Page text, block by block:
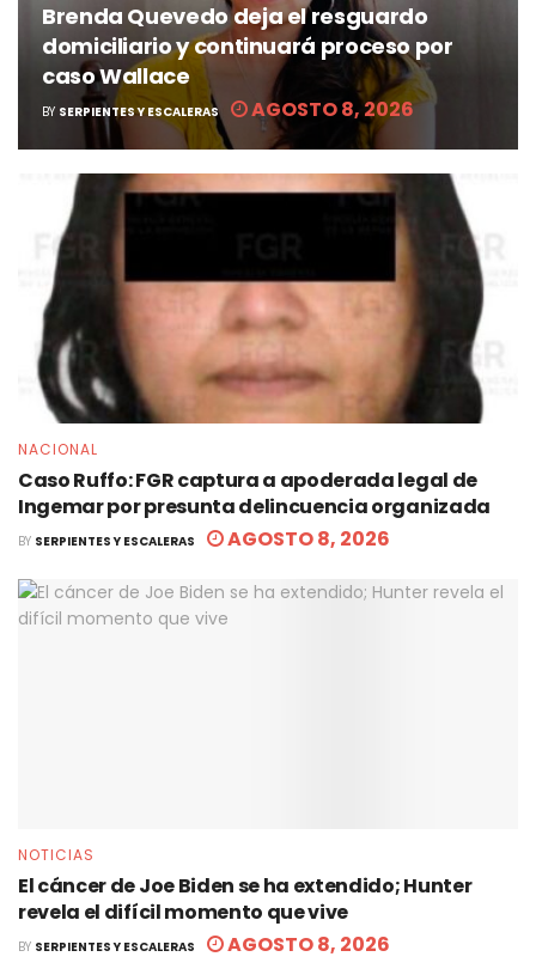
Brenda Quevedo deja el resguardo
domiciliario y continuará proceso por
caso Wallace
BY SERPIENTES Y ESCALERAS AGOSTO 8, 2026
NACIONAL
Caso Ruffo: FGR captura a apoderada legal de
Ingemar por presunta delincuencia organizada
BY SERPIENTES Y ESCALERAS AGOSTO 8, 2026
NOTICIAS
El cáncer de Joe Biden se ha extendido; Hunter
revela el difícil momento que vive
BY SERPIENTES Y ESCALERAS AGOSTO 8, 2026